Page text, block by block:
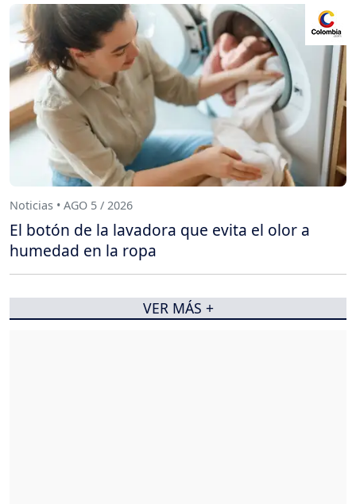
Noticias • AGO 5 / 2026
El botón de la lavadora que evita el olor a
humedad en la ropa
VER MÁS +